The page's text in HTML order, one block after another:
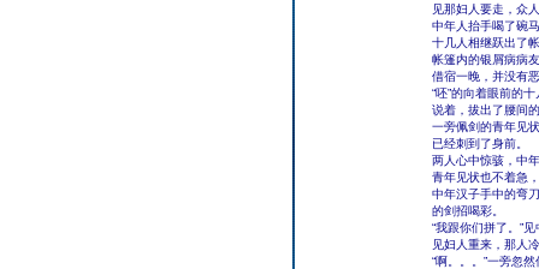
见那妇人要走，众
中年人抬手喝了碗
十几人相继跃出了
帐篷内的银屑病病
借宿一晚，并没有
“呸”的向着眼前的
说着，拔出了腰间
一旁佩剑的青年见
已经刺到了身前。
两人心中惊骇，中
青年见状也不着急
中年汉子手中的弯
的剑招喝彩。
“我跟你们拼了。”
见妇人重来，那人
“啊。。。”一旁忽